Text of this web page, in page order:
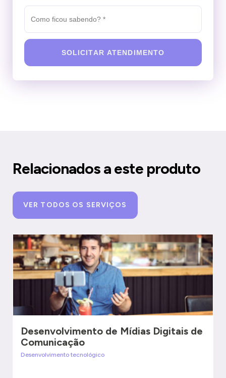
SOLICITAR ATENDIMENTO
Relacionados a este produto
VER TODOS OS SERVIÇOS
Desenvolvimento de Mídias Digitais de
Comunicação
Desenvolvimento tecnológico